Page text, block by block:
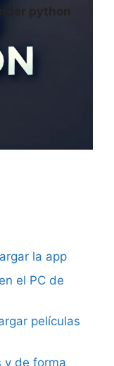
python
la app
el PC de
películas
y de forma